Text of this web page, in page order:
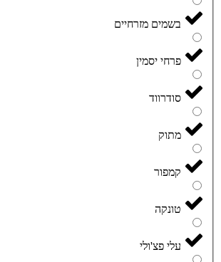
בשמים מזרחיים
פרחי יסמין
סודרווד
מתוק
קמפור
טונקה
עלי פצ'ולי